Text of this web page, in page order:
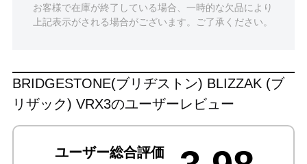
お客様で在庫が終了している場合、一時的な欠品により
上記表示がされる場合がございます。ご了承ください。
BRIDGESTONE(ブリヂストン) BLIZZAK (ブ
リザック) VRX3のユーザーレビュー
ユーザー総合評価